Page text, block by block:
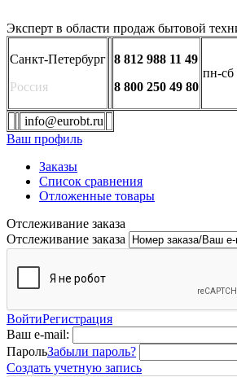
Эксперт в области продаж бытовой
Санкт-Петербург
Россия
8 812 988 11 49
8 800 250 49 80
пн-сб
info@eurobt.ru
Ваш профиль
Заказы
Список сравнения
Отложенные товары
Отслеживание заказа
Отслеживание заказа
ВойтиРегистрация
Ваш e-mail:
ПарольЗабыли пароль?
Создать учетную запись